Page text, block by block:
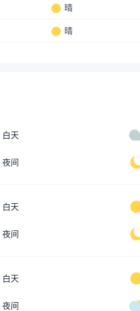
晴
晴
白天
夜间
白天
夜间
白天
夜间